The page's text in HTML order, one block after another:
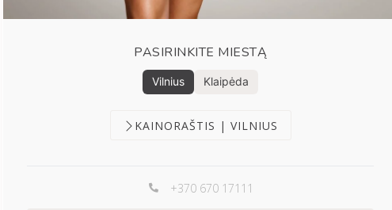
PASIRINKITE MIESTĄ
Vilnius Klaipėda
KAINORAŠTIS | VILNIUS
+370 670 17111